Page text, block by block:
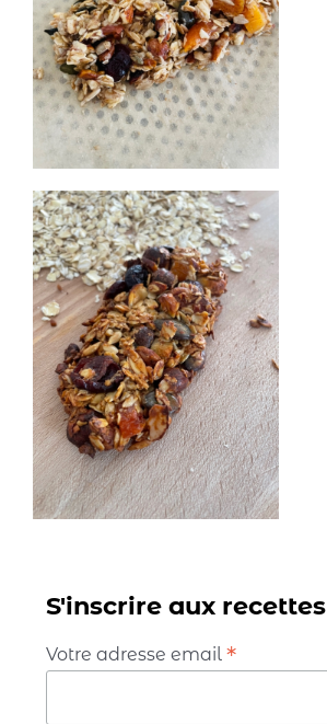
S'inscrire aux recettes
Votre adresse email *